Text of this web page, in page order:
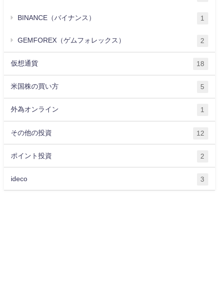
BINANCE（バイナンス） 1
GEMFOREX（ゲムフォレックス） 2
仮想通貨 18
米国株の買い方 5
外為オンライン 1
その他の投資 12
ポイント投資 2
ideco 3